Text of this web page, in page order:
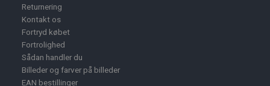
Returnering
Kontakt os
Fortryd købet
Fortrolighed
Sådan handler du
Billeder og farver på billeder
EAN bestillinger